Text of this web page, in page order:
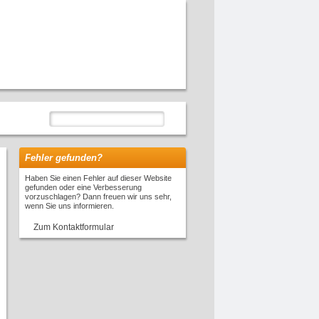
Fehler gefunden?
Haben Sie einen Fehler auf dieser Website
gefunden oder eine Verbesserung
vorzuschlagen? Dann freuen wir uns sehr,
wenn Sie uns informieren.
Zum Kontaktformular